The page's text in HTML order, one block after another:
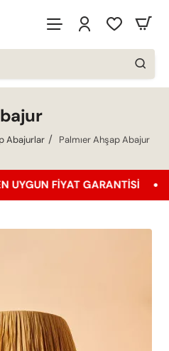
Abajurlar Palmıer Ahşap Abajur
FIYAT GARANTISI